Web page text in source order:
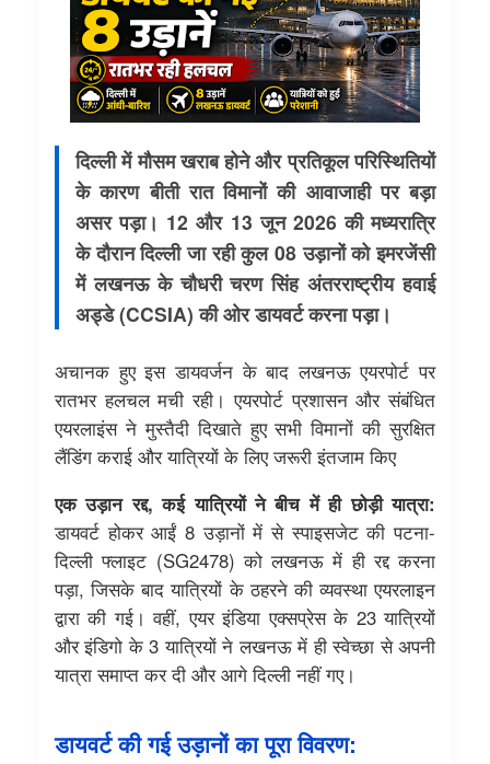
दिल्ली में मौसम खराब होने और प्रतिकूल परिस्थितियों
के कारण बीती रात विमानों की आवाजाही पर बड़ा
असर पड़ा। 12 और 13 जून 2026 की मध्यरात्रि
के दौरान दिल्ली जा रही कुल 08 उड़ानों को इमरजेंसी
में लखनऊ के चौधरी चरण सिंह अंतरराष्ट्रीय हवाई
अड्डे (CCSIA) की ओर डायवर्ट करना पड़ा।
अचानक हुए इस डायवर्जन के बाद लखनऊ एयरपोर्ट पर
रातभर हलचल मची रही। एयरपोर्ट प्रशासन और संबंधित
एयरलाइंस ने मुस्तैदी दिखाते हुए सभी विमानों की सुरक्षित
लैंडिंग कराई और यात्रियों के लिए जरूरी इंतजाम किए
एक उड़ान रद्द, कई यात्रियों ने बीच में ही छोड़ी यात्रा:
डायवर्ट होकर आईं 8 उड़ानों में से स्पाइसजेट की पटना-
दिल्ली फ्लाइट (SG2478) को लखनऊ में ही रद्द करना
पड़ा, जिसके बाद यात्रियों के ठहरने की व्यवस्था एयरलाइन
द्वारा की गई। वहीं, एयर इंडिया एक्सप्रेस के 23 यात्रियों
और इंडिगो के 3 यात्रियों ने लखनऊ में ही स्वेच्छा से अपनी
यात्रा समाप्त कर दी और आगे दिल्ली नहीं गए।
डायवर्ट की गई उड़ानों का पूरा विवरण: